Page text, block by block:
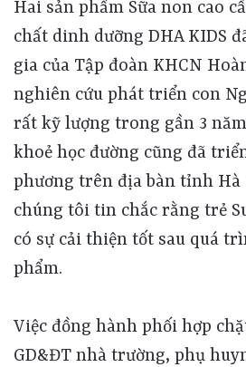
Hai sản phẩm Sữa non cao
chất dinh dưỡng DHA KIDS
gia của Tập đoàn KHCN
nghiên cứu phát triển con
rất kỹ lượng trong gần 3 năm
khoẻ học đường cũng đã
phương trên địa bàn tỉnh Hà
chúng tôi tin chắc rằng trẻ
có sự cải thiện tốt sau quá
phẩm.
Việc đồng hành phối hợp
GD&ĐT nhà trường, phụ